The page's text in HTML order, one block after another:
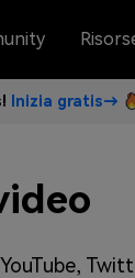
Inizia gratis→